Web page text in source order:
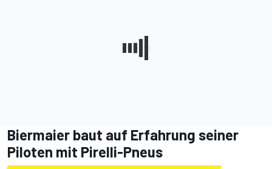
Biermaier baut auf Erfahrung seiner
Piloten mit Pirelli-Pneus